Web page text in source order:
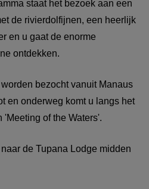
staat het bezoek aan een
de rivierdolfijnen, een heerlijk
en u gaat de enorme
ontdekken.
bezocht vanuit Manaus
en onderweg komt u langs het
of the Waters'.
de Tupana Lodge midden